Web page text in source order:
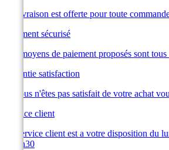
La livraison est offerte pour toute
Paiement sécurisé
Les moyens de paiement proposés sont
Garantie satisfaction
Si vous n'êtes pas satisfait de votre achat
Service client
Le service client est a votre disposition du
à 19h30